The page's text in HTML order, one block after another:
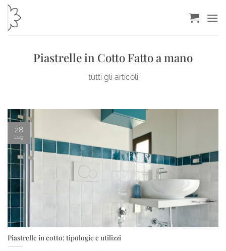
Salta
contenuti
Piastrelle in Cotto Fatto a mano
tutti gli articoli
Piastrelle in cotto: tipologie e utilizzi
28
Lug